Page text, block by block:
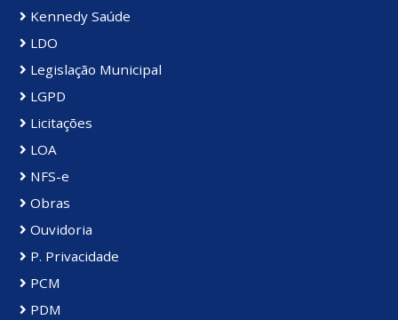
Kennedy Saúde
LDO
Legislação Municipal
LGPD
Licitações
LOA
NFS-e
Obras
Ouvidoria
P. Privacidade
PCM
PDM